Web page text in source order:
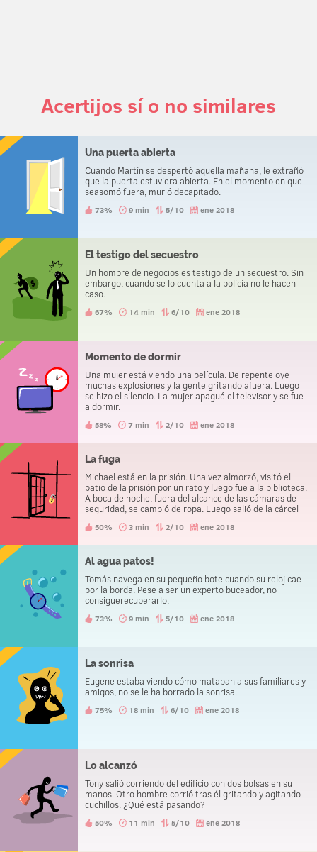
Acertijos sí o no similares
Una puerta abierta
Cuando Martín se despertó aquella mañana, le extrañó
que la puerta estuviera abierta. En el momento en que
seasomó fuera, murió decapitado.
73% 9 min 5/10 ene 2018
El testigo del secuestro
Un hombre de negocios es testigo de un secuestro. Sin
embargo, cuando se lo cuenta a la policía no le hacen
caso.
67% 14 min 6/10 ene 2018
Momento de dormir
Una mujer está viendo una película. De repente oye
muchas explosiones y la gente gritando afuera. Luego
se hizo el silencio. La mujer apagué el televisor y se fue
a dormir.
58% 7 min 2/10 ene 2018
La fuga
Michael está en la prisión. Una vez almorzó, visitó el
patio de la prisión por un rato y luego fue a la biblioteca.
A boca de noche, fuera del alcance de las cámaras de
seguridad, se cambió de ropa. Luego salió de la cárcel
50% 3 min 2/10 ene 2018
Al agua patos!
Tomás navega en su pequeño bote cuando su reloj cae
por la borda. Pese a ser un experto buceador, no
consiguerecuperarlo.
73% 9 min 5/10 ene 2018
La sonrisa
Eugene estaba viendo cómo mataban a sus familiares y
amigos, no se le ha borrado la sonrisa.
75% 18 min 6/10 ene 2018
Lo alcanzó
Tony salió corriendo del edificio con dos bolsas en su
manos. Otro hombre corrió tras él gritando y agitando
cuchillos. ¿Qué está pasando?
50% 11 min 5/10 ene 2018